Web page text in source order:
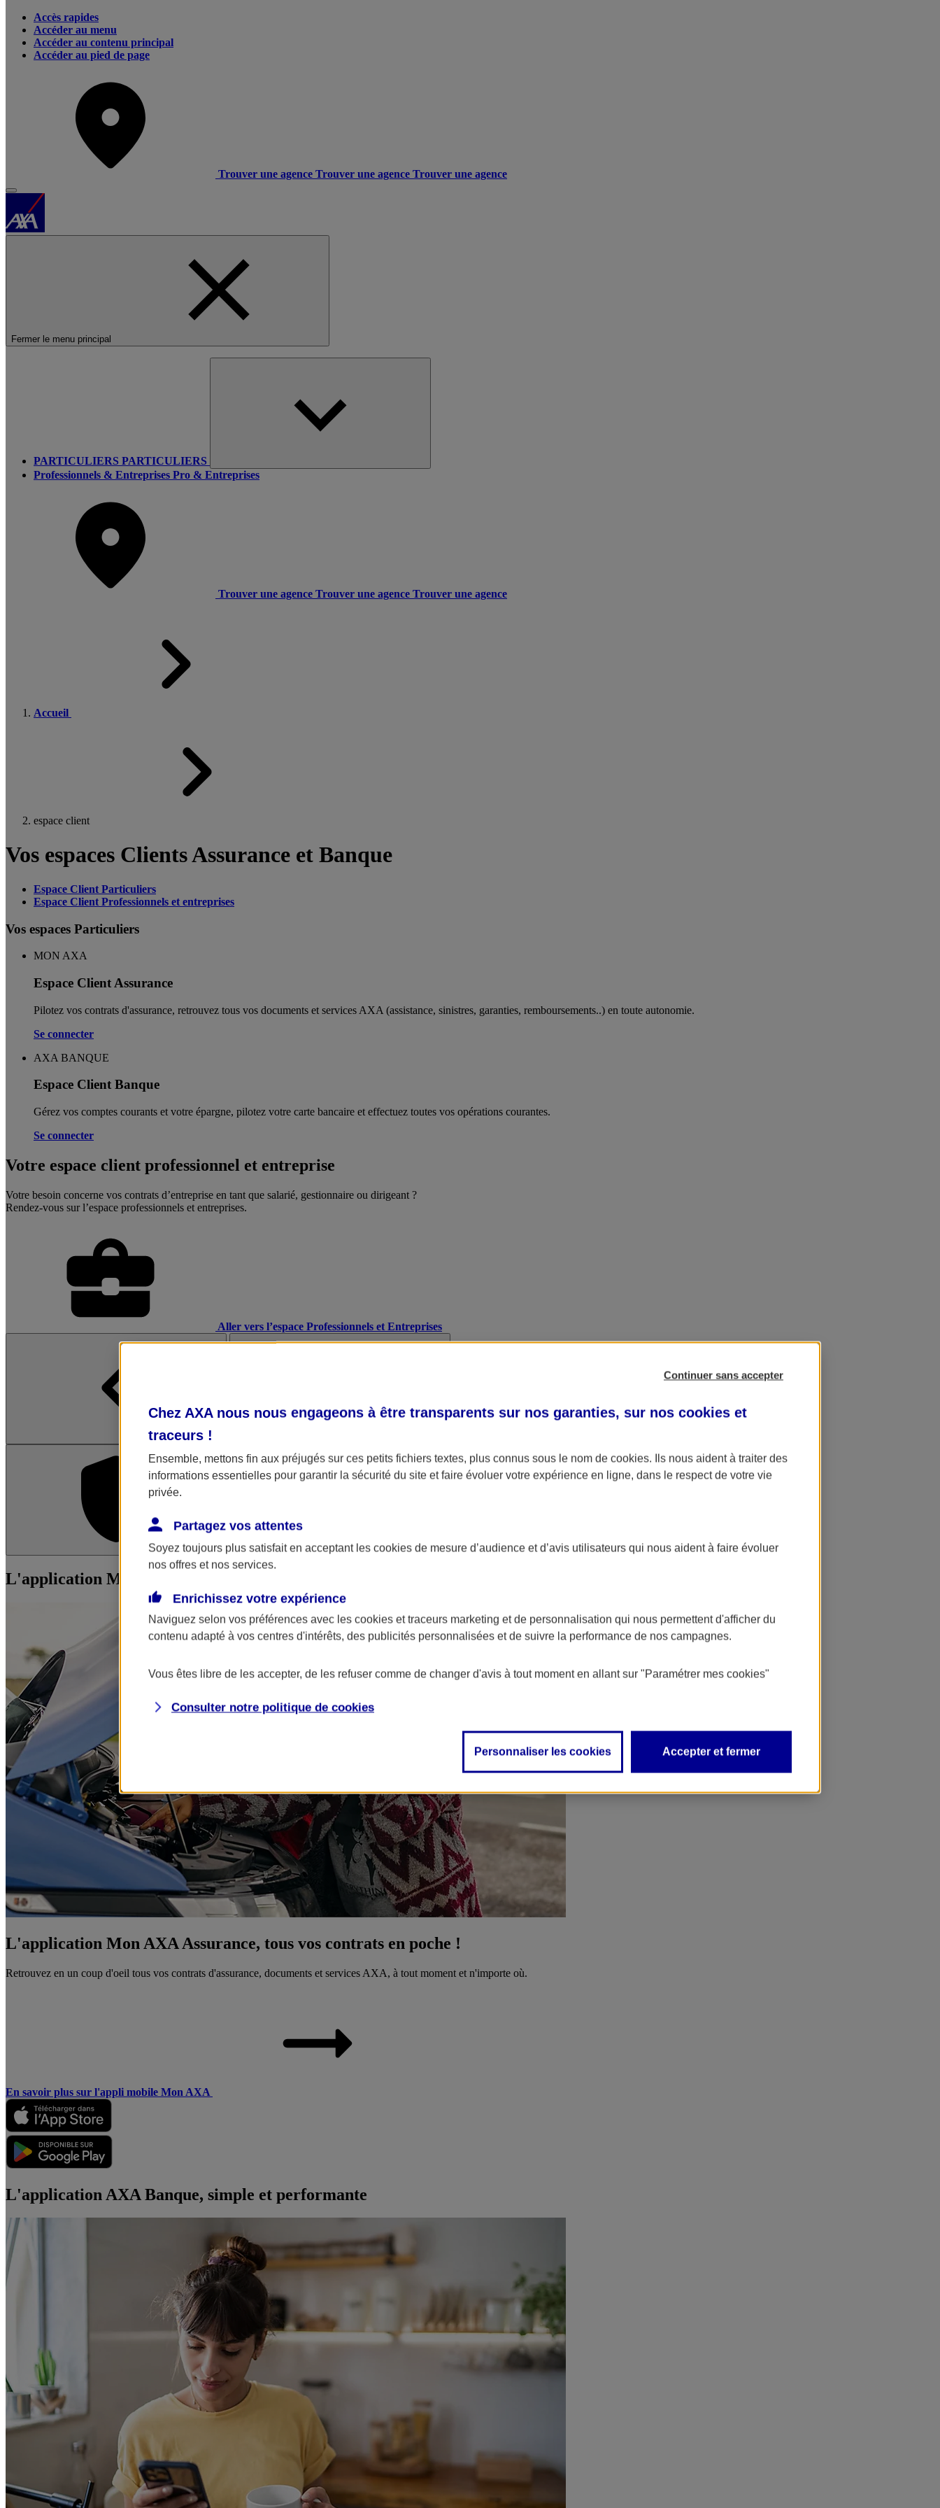
Accès rapides
Accéder au menu
Accéder au contenu principal
Accéder au pied de page
Trouver une agence Trouver une agence Trouver une agence
Fermer le menu principal
PARTICULIERS PARTICULIERS
Professionnels & Entreprises Pro & Entreprises
Trouver une agence Trouver une agence Trouver une agence
Accueil
espace client
Vos espaces Clients Assurance et Banque
Espace Client Particuliers
Espace Client Professionnels et entreprises
Vos espaces Particuliers
MON AXA
Espace Client Assurance
Pilotez vos contrats d'assurance, retrouvez tous vos documents et services AXA (assistance, sinistres, garanties, remboursements..) en toute autonomie. ​
Se connecter
AXA BANQUE
Espace Client Banque
Gérez vos comptes courants et votre épargne, pilotez votre carte bancaire et effectuez toutes vos opérations courantes.
Se connecter
Votre espace client professionnel et entreprise
Votre besoin concerne vos contrats d’entreprise en tant que salarié, gestionnaire ou dirigeant ?
Rendez-vous sur l’espace professionnels et entreprises.
Aller vers l’espace Professionnels et Entreprises
L'application Mon AXA Assurance L'application AXA Banque
L'application Mon AXA Assurance, tous vos contrats en poche !
L'application Mon AXA Assurance, tous vos contrats en poche !
Retrouvez en un coup d'oeil tous vos contrats d'assurance, documents et services AXA, à tout moment et n'importe où.
En savoir plus sur l'appli mobile Mon AXA
L'application AXA Banque, simple et performante
Continuer sans accepter
Chez AXA nous nous engageons à être transparents sur nos garanties, sur nos cookies et
traceurs !
Ensemble, mettons fin aux préjugés sur ces petits fichiers textes, plus connus sous le nom de cookies. Ils nous aident à traiter des
informations essentielles pour garantir la sécurité du site et faire évoluer votre expérience en ligne, dans le respect de votre vie
privée.
Partagez vos attentes
Soyez toujours plus satisfait en acceptant les cookies de mesure d’audience et d’avis utilisateurs qui nous aident à faire évoluer
nos offres et nos services.
Enrichissez votre expérience
Naviguez selon vos préférences avec les cookies et traceurs marketing et de personnalisation qui nous permettent d'afficher du
contenu adapté à vos centres d'intérêts, des publicités personnalisées et de suivre la performance de nos campagnes.
Vous êtes libre de les accepter, de les refuser comme de changer d'avis à tout moment en allant sur "Paramétrer mes cookies"
Consulter notre politique de cookies
Personnaliser les cookies Accepter et fermer